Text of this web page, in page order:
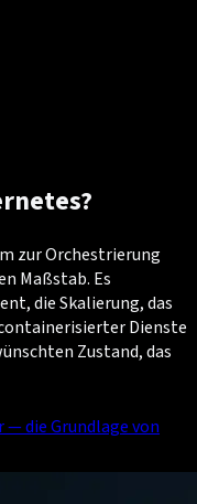
zur Orchestrierung
Maßstab. Es
die Skalierung, das
Dienste
Zustand, das
— die Grundlage von